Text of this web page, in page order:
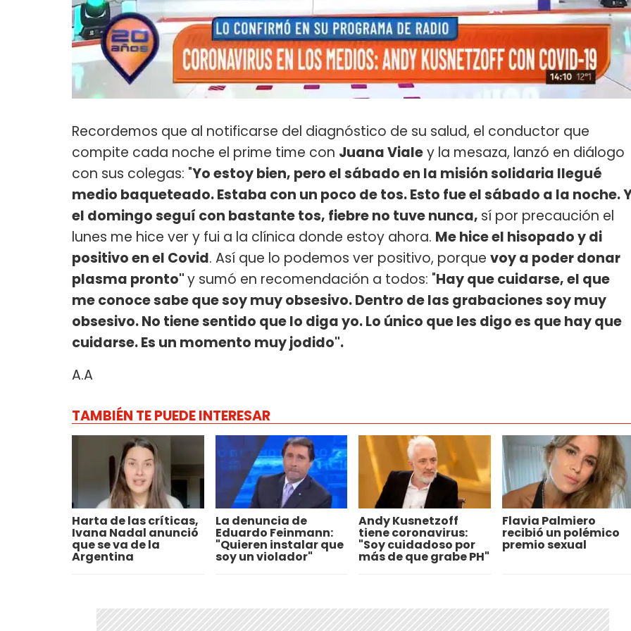
Recordemos que al notificarse del diagnóstico de su salud, el conductor que
compite cada noche el prime time con Juana Vialey la mesaza, lanzó en diálogo
con sus colegas: "Yo estoy bien, pero el sábado en la misión solidaria llegué
medio baqueteado. Estaba con un poco de tos. Esto fue el sábado a la noche.
el domingo seguí con bastante tos, fiebre no tuve nunca, sí por precaución el
lunes me hice ver y fui a la clínica donde estoy ahora. Me hice el hisopado y di
positivo en el Covid. Así que lo podemos ver positivo, porque voy a poder donar
plasma pronto"y sumó en recomendación a todos: "Hay que cuidarse, el que
me conoce sabe que soy muy obsesivo. Dentro de las grabaciones soy muy
obsesivo. No tiene sentido que lo diga yo. Lo único que les digo es que hay que
cuidarse. Es un momento muy jodido".
A.A
TAMBIÉN TE PUEDE INTERESAR
Harta de las críticas,
Ivana Nadal anunció
que se va de la
Argentina
La denuncia de
Eduardo Feinmann:
"Quieren instalar que
soy un violador"
Andy Kusnetzoff
tiene coronavirus:
"Soy cuidadoso por
más de que grabe PH"
Flavia Palmiero
recibió un polémico
premio sexual